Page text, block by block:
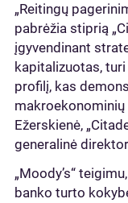
„Reitingų
pabrėžia stiprią
įgyvendinant
kapitalizuotas,
profilį, kas
makroekonominių
Ežerskienė,
generalinė
„Moody’s“
banko turto